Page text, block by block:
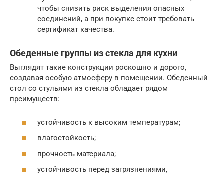
чтобы снизить риск выделения опасных
соединений, а при покупке стоит требовать
сертификат качества.
Обеденные группы из стекла для кухни
Выглядят такие конструкции роскошно и дорого,
создавая особую атмосферу в помещении. Обеденный
стол со стульями из стекла обладает рядом
преимуществ:
устойчивость к высоким температурам;
влагостойкость;
прочность материала;
устойчивость перед загрязнениями,